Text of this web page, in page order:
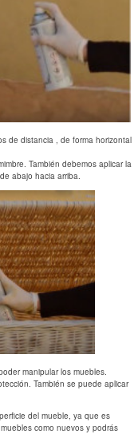
de distancia , de forma horizontal
También debemos aplicar la
abajo hacia arriba.
manipular los muebles.
También se puede aplicar
del mueble, ya que es
como nuevos y podrás